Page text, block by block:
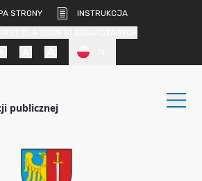
STRONY
INSTRUKCJA
publicznej